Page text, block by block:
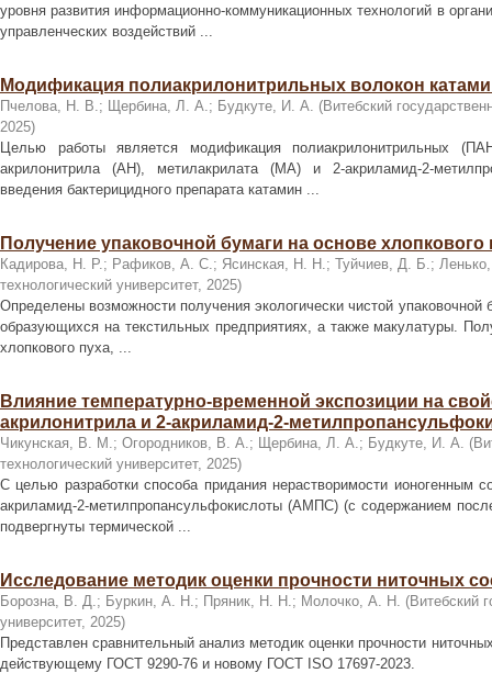
уровня развития информационно-коммуникационных технологий в
управленческих воздействий ...
Модификация полиакрилонитрильных волокон
Пчелова, Н. В.; Щербина, Л. А.; Будкуте, И. А. (Витебский
2025)
Целью работы является модификация полиакрилонитрильных
акрилонитрила (АН), метилакрилата (МА) и 2-акриламид-2-
введения бактерицидного препарата катамин ...
Получение упаковочной бумаги на основе
Кадирова, Н. Р.; Рафиков, А. С.; Ясинская, Н. Н.; Туйчиев, Д. Б.;
технологический университет, 2025)
Определены возможности получения экологически чистой упаковочной
образующихся на текстильных предприятиях, а также макулатуры.
хлопкового пуха, ...
Влияние температурно-временной экспозиции на
акрилонитрила и 2-акриламид-2-
Чикунская, В. М.; Огородников, В. А.; Щербина, Л. А.; Будкуте, И. А. (
технологический университет, 2025)
С целью разработки способа придания нерастворимости ионогенным
акриламид-2-метилпропансульфокислоты (АМПС) (с содержанием
подвергнуты термической ...
Исследование методик оценки прочности ниточных
Борозна, В. Д.; Буркин, А. Н.; Пряник, Н. Н.; Молочко, А. Н. (Витебский
университет, 2025)
Представлен сравнительный анализ методик оценки прочности
действующему ГОСТ 9290-76 и новому ГОСТ ISO 17697-2023.